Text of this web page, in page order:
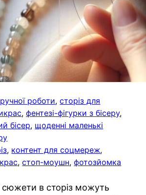
роботи, сторіз для
, фентезі-фігурки з бісеру
бісер, щоденні маленькі
, контент для соцмереж
, стоп-моушн, фотозйомка
сюжети в сторіз можуть